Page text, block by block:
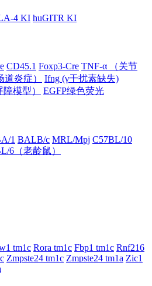
4 KI huGITR KI
CD45.1 Foxp3-Cre TNF-α （关节
道炎症）
Ifng (γ干扰素缺失)
模型）
EGFP绿色荧光
1 BALB/c MRL/Mpj C57BL/10
6（老龄鼠）
tm1c Rora tm1c Fbp1 tm1c Rnf216
Zmpste24 tm1c Zmpste24 tm1a Zic1